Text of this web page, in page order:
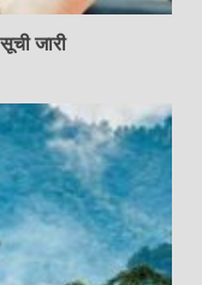
जारी